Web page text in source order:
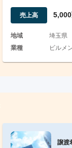
（若手活躍実績
売上高
地域
埼玉県
業種
ビルメ
譲渡